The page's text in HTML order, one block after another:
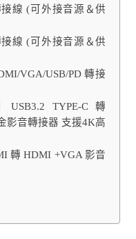
線 (可外接音源＆供
線 (可外接音源＆供
VGA/USB/PD 轉接
USB3.2 TYPE-C 轉
影音轉接器 支援4K高
轉 HDMI +VGA 影音